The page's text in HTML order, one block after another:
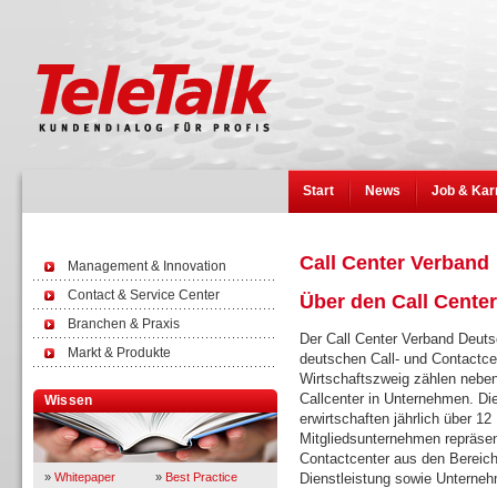
Start News Job &
Management & Innovation
Contact & Service Center
Branchen & Praxis
Markt & Produkte
Wissen
» Whitepaper » Best Practice
Call Center Verband
Über den Call
Der Call Center Verband
deutschen Call- und
Wirtschaftszweig zählen
Callcenter in Unternehmen.
erwirtschaften jährlich über
Mitgliedsunternehmen
Contactcenter aus den
Dienstleistung sowie